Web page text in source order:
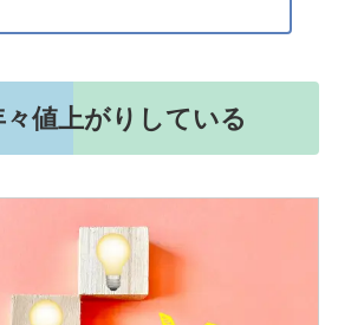
値上がりしている